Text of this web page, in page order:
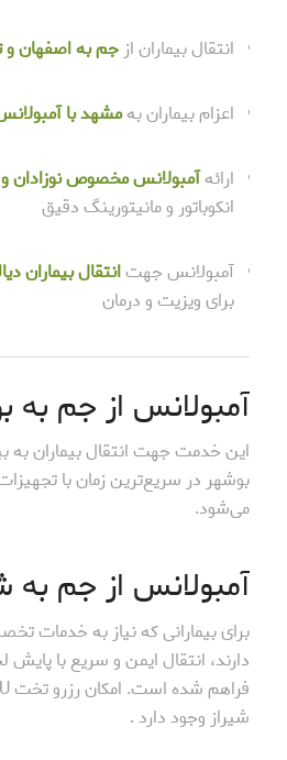
انتقال بیماران از جم به اصفهان و
اعزام بیماران بهمشهد با
ارائهآمبولانس مخصوص نوزادان
انکوباتور و مانیتورینگ دقیق
آمبولانس جهتانتقال بیماران
برای ویزیت و درمان
آمبولانس از جم به
این خدمت جهت انتقال بیماران
بوشهر در سریع‌ترین زمان با
می‌شود.
آمبولانس از جم به
برای بیمارانی که نیاز به خدمات
دارند، انتقال ایمن و سریع با پایش
شیراز وجود دارد .